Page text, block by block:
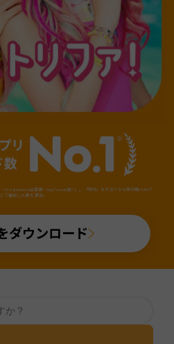
iOS&Android合算値・AppTweak調べ）。「旅行」カテゴリから旅行用eSIMア
て抽出しDL数を算出。
ダウンロード